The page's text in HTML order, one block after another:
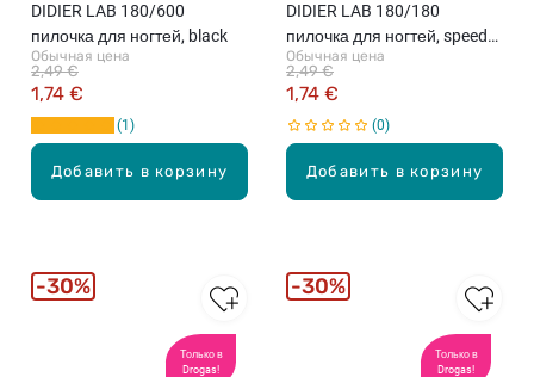
Добавить в корзину
DIDIER LAB 180/600
пилочка для ногтей, black
Обычная цена
1,74 €
2,49 €
1
Добавить в корзину
DIDIER LAB 180/180
пилочка для ногтей, speedy
zebra
Обычная цена
1,74 €
2,49 €
0
Только в
Drogas!
30%
Только в
Drogas!
30%